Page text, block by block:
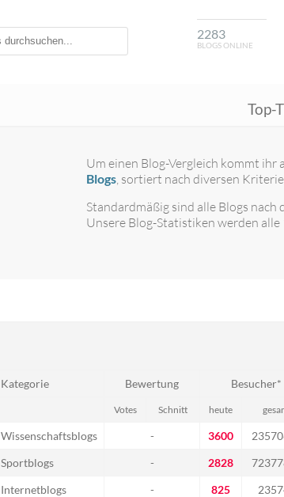
2283
BLOGS ONLINE
Top-
Um einen Blog-Vergleich kommt ihr
Blogs, sortiert nach diversen
Standardmäßig sind alle Blogs nach
Unsere Blog-Statistiken werden
Kategorie Bewertung Besucher*
Votes Schnitt heute
Wissenschaftsblogs - 3600
Sportblogs - 2828
Internetblogs - 825